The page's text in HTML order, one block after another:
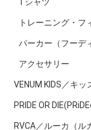
トレーニング・フ
パーカー（フーデ
アクセサリー
VENUM KIDS／キッ
PRIDE OR
RVCA／ルーカ（ル